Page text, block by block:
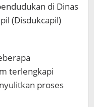
di Dinas
(Disdukcapil)
terlengkapi
proses